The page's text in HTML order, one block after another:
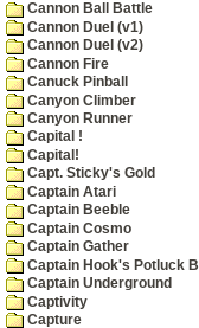
Cannon Ball Battle
Cannon Duel (v1)
Cannon Duel (v2)
Cannon Fire
Canuck Pinball
Canyon Climber
Canyon Runner
Capital !
Capital!
Capt. Sticky's Gold
Captain Atari
Captain Beeble
Captain Cosmo
Captain Gather
Captain Hook's Potluck
Captain Underground
Captivity
Capture